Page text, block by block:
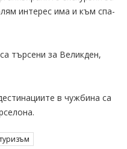
интерес има и към спа-
търсени за Великден,
в чужбина са
туризъм